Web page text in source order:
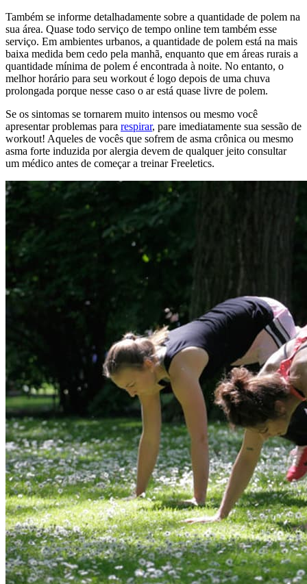
Também se informe detalhadamente sobre a quantidade de polem na
sua área. Quase todo serviço de tempo online tem também esse
serviço. Em ambientes urbanos, a quantidade de polem está na mais
baixa medida bem cedo pela manhã, enquanto que em áreas rurais a
quantidade mínima de polem é encontrada à noite. No entanto, o
melhor horário para seu workout é logo depois de uma chuva
prolongada porque nesse caso o ar está quase livre de polem.
Se os sintomas se tornarem muito intensos ou mesmo você
apresentar problemas para respirar, pare imediatamente sua sessão de
workout! Aqueles de vocês que sofrem de asma crônica ou mesmo
asma forte induzida por alergia devem de qualquer jeito consultar
um médico antes de começar a treinar Freeletics.